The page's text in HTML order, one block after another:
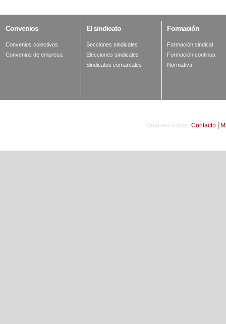
Convenios
Convenios colectivos
Convenios de empresa
Elsindicato
Secciones sindicales
Elecciones sindicales
Sindicatos comarcales
Formación
Formación sindical
Formación continua
Normativa
Quiénes somos Contacto